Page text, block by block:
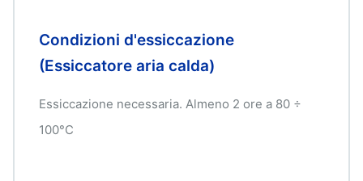
Condizioni d'essiccazione
(Essiccatore aria calda)
Essiccazione necessaria. Almeno 2 ore a 80 ÷
100°C